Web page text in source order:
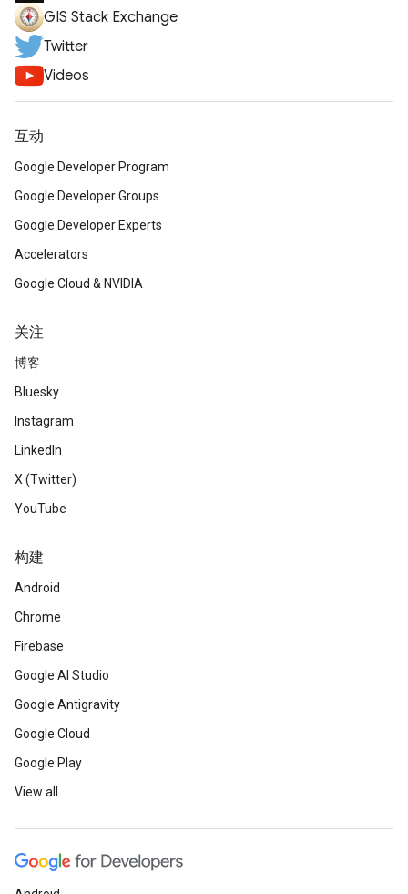
GIS Stack Exchange
Twitter
Videos
互动
Google Developer Program
Google Developer Groups
Google Developer Experts
Accelerators
Google Cloud & NVIDIA
关注
博客
Bluesky
Instagram
LinkedIn
X (Twitter)
YouTube
构建
Android
Chrome
Firebase
Google AI Studio
Google Antigravity
Google Cloud
Google Play
View all